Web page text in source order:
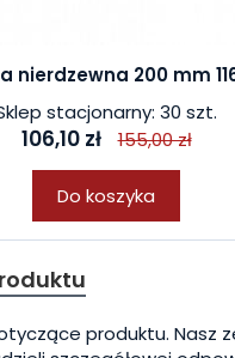
nierdzewna 200 mm
stacjonarny: 30 szt.
106,10 zł 155,00 zł
Do koszyka
produktu. Nasz